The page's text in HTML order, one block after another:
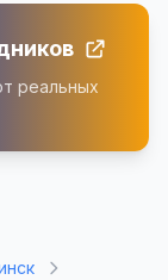
реальных